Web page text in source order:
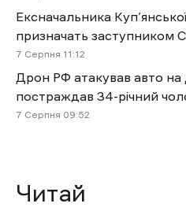
Ексначальника
призначать заступником
7 Cерпня 11:12
Дрон РФ атакував авто на
постраждав 34-річний
7 Cерпня 09:52
Читай